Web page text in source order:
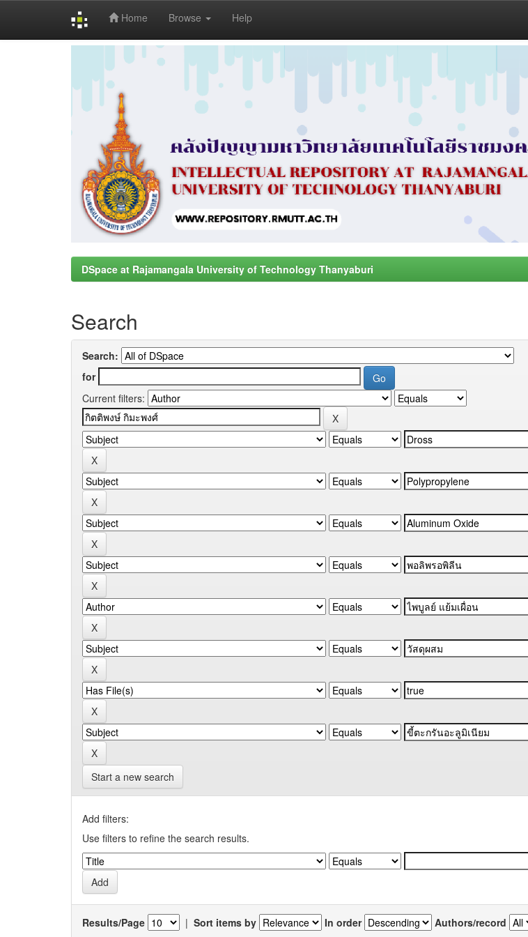
Home Browse Help
DSpace at Rajamangala University of Technology Thanyaburi
Search
Search:
for
Current filters:
Start a new search
Add filters:
Use filters to refine the search results.
Results/Page | Sort items by In order Authors/record